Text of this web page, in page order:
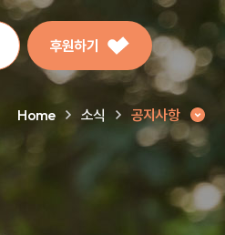
후원하기
Home 소식 공지사항